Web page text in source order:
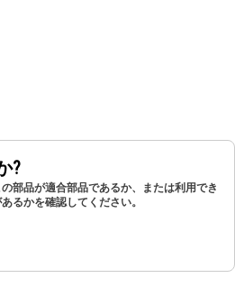
?
部品が適合部品であるか、または利用でき
るかを確認してください。